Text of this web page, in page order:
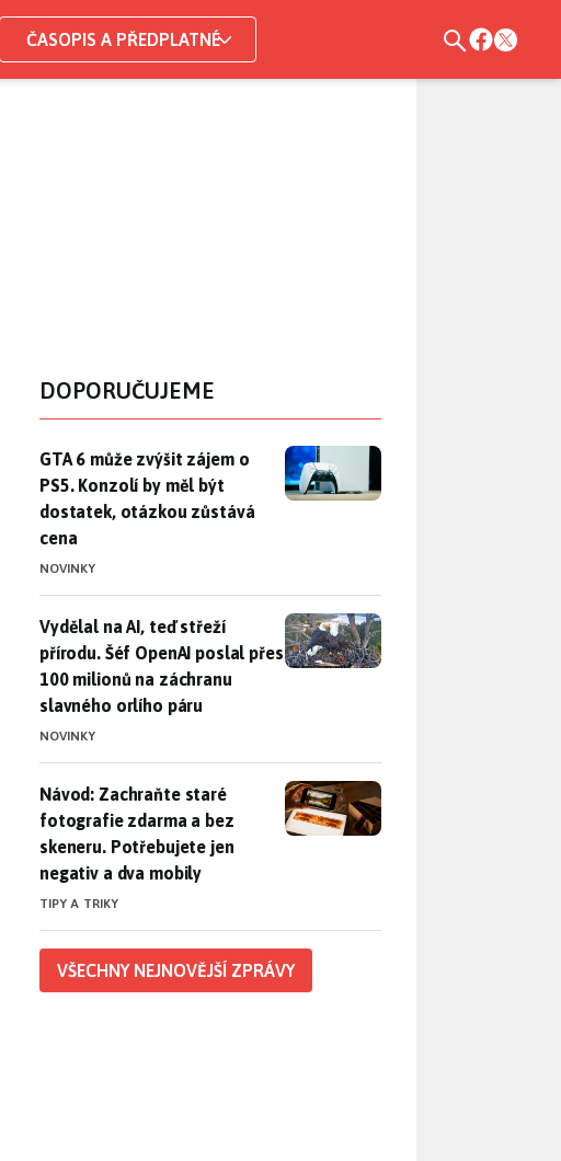
ČASOPIS A PŘEDPLATNÉ
DOPORUČUJEME
GTA 6 může zvýšit zájem o PS5. Konzolí by měl být dostatek,
GTA 6 může zvýšit zájem o
PS5. Konzolí by měl být
dostatek, otázkou zůstává
cena
NOVINKY
Vydělal na AI, teď střeží přírodu. Šéf OpenAI poslal přes 100
Vydělal na AI, teď střeží
přírodu. Šéf OpenAI poslal přes
100 milionů na záchranu
slavného orlího páru
NOVINKY
Návod: Zachraňte staré fotografie zdarma a bez skeneru.
Návod: Zachraňte staré
fotografie zdarma a bez
skeneru. Potřebujete jen
negativ a dva mobily
TIPY A TRIKY
VŠECHNY NEJNOVĚJŠÍ ZPRÁVY